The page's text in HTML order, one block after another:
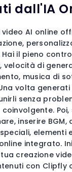
dall'IA
AI online
il pieno
velocità di
musica di
volta generati
senza
inserire BGM,
elementi
integrato.
creazione
con Clipfly